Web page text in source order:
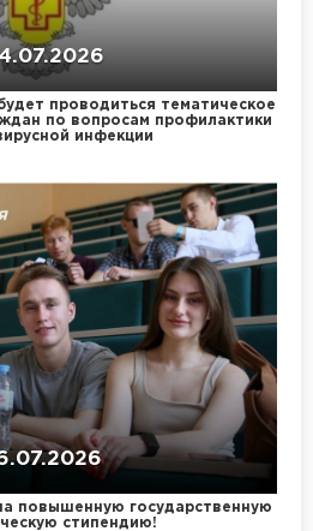
проводиться тематическое
по вопросам профилактики
инфекции
повышенную государственную
стипендию!